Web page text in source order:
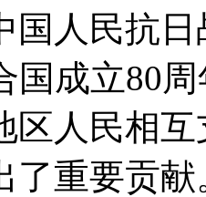
国人民抗
国成立80
区人民相
了重要贡